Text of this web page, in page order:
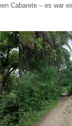
Cabarete – es war